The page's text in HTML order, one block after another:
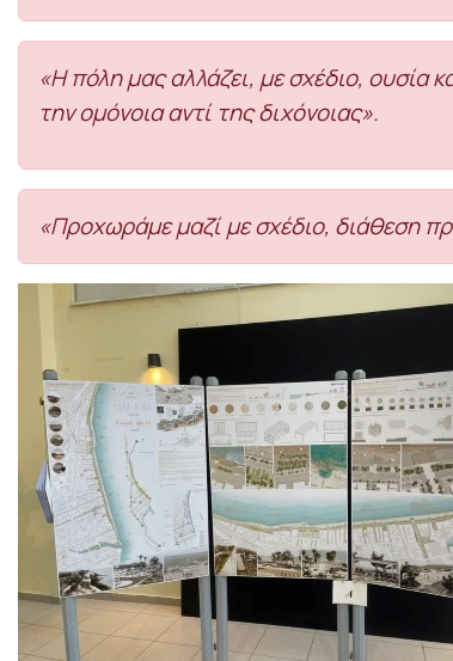
«Η πόλη μας αλλάζει, με σχέδιο, ουσία
την ομόνοια αντί της διχόνοιας».
«Προχωράμε μαζί με σχέδιο, διάθεση